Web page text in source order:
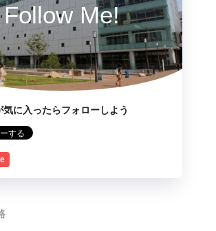
Follow Me!
気に入ったらフォローしよう